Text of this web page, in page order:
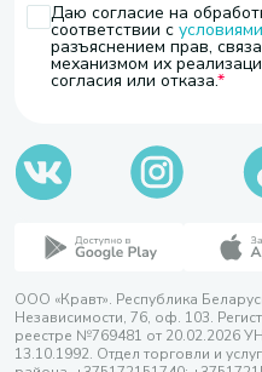
Даю согласие на
соответствии с
разъяснением прав,
механизмом их
согласия или отказа.
ООО «Кравт». Республика
Независимости, 76, оф. 103.
реестре №769481 от 20.02.2026
13.10.1992. Отдел торговли и